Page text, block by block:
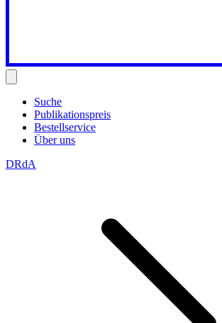
Suche
Publikationspreis
Bestellservice
Über uns
DRdA